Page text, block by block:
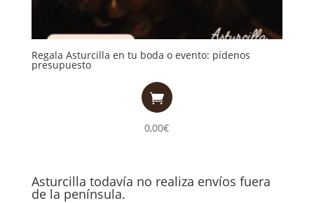
Regala Asturcilla en tu boda o evento: pídenos
presupuesto

0,00€
Asturcilla todavía no realiza envíos fuera
de la península.